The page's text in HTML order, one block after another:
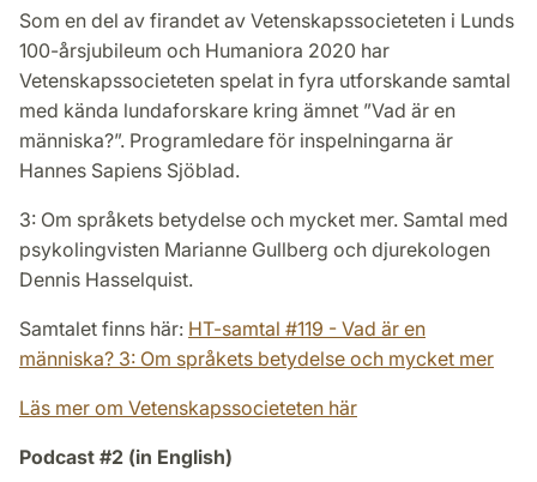
Som en del av firandet av Vetenskapssocieteten i Lunds
100-årsjubileum och Humaniora 2020 har
Vetenskapssocieteten spelat in fyra utforskande samtal
med kända lundaforskare kring ämnet ”Vad är en
människa?”. Programledare för inspelningarna är
Hannes Sapiens Sjöblad.
3: Om språkets betydelse och mycket mer. Samtal med
psykolingvisten Marianne Gullberg och djurekologen
Dennis Hasselquist.
Samtalet finns här: HT-samtal #119 - Vad är en
människa? 3: Om språkets betydelse och mycket mer
Läs mer om Vetenskapssocieteten här
Podcast #2 (in English)